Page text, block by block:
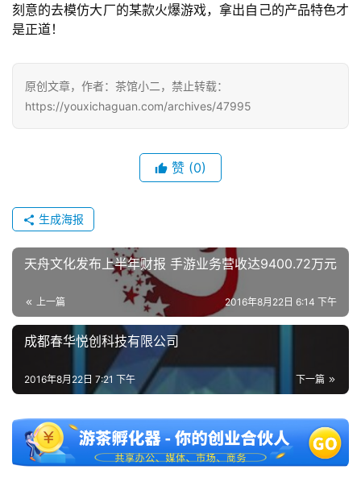
(
中
)
刻意的去模仿大厂的某款火爆游戏，拿出自己的产品特色才
是正道！
原创文章，作者：茶馆小二，禁止转载：
https://youxichaguan.com/archives/47995
赞 (0)
生成海报
天舟文化发布上半年财报 手游业务营收达9400.72万元
上一篇 2016年8月22日 6:14 下午
成都春华悦创科技有限公司
下一篇
2016年8月22日 7:21 下午